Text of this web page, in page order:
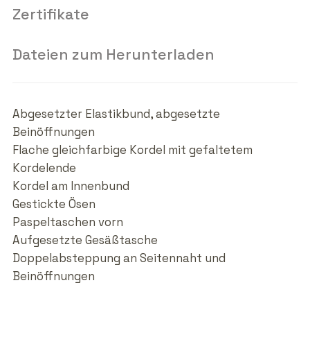
Zertifikate
Dateien zum Herunterladen
Abgesetzter Elastikbund, abgesetzte
Beinöffnungen
Flache gleichfarbige Kordel mit gefaltetem
Kordelende
Kordel am Innenbund
Gestickte Ösen
Paspeltaschen vorn
Aufgesetzte Gesäßtasche
Doppelabsteppung an Seitennaht und
Beinöffnungen